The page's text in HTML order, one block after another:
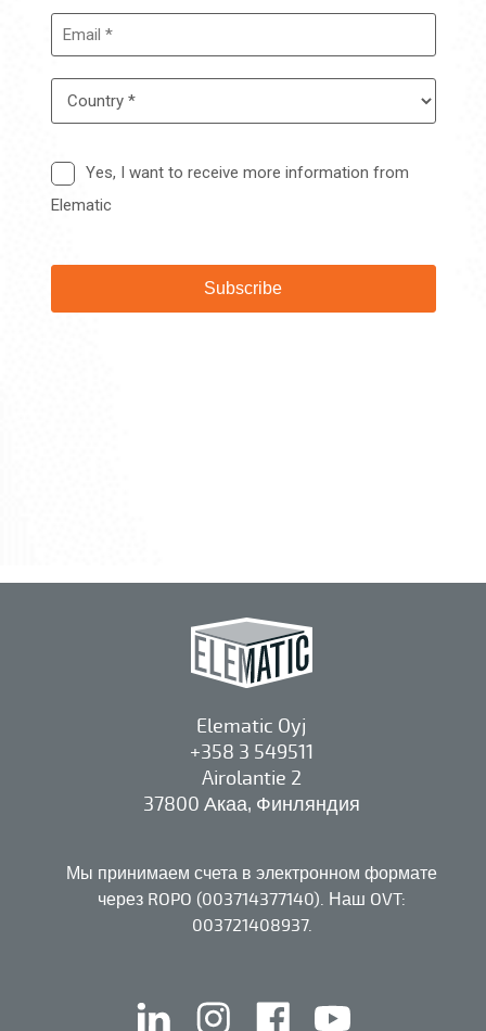
Elematic Oyj
+358 3 549511
Airolantie 2
37800 Акаа, Финляндия
Мы принимаем счета в электронном формате
через ROPO (003714377140). Наш OVT:
003721408937.
linkedin instagramfacebook